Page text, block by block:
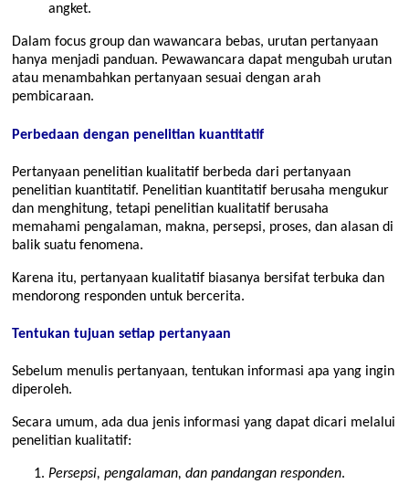
angket.
Dalam focus group dan wawancara bebas, urutan pertanyaan
hanya menjadi panduan. Pewawancara dapat mengubah urutan
atau menambahkan pertanyaan sesuai dengan arah
pembicaraan.
Perbedaan dengan penelitian kuantitatif
Pertanyaan penelitian kualitatif berbeda dari pertanyaan
penelitian kuantitatif. Penelitian kuantitatif berusaha mengukur
dan menghitung, tetapi penelitian kualitatif berusaha
memahami pengalaman, makna, persepsi, proses, dan alasan di
balik suatu fenomena.
Karena itu, pertanyaan kualitatif biasanya bersifat terbuka dan
mendorong responden untuk bercerita.
Tentukan tujuan setiap pertanyaan
Sebelum menulis pertanyaan, tentukan informasi apa yang ingin
diperoleh.
Secara umum, ada dua jenis informasi yang dapat dicari melalui
penelitian kualitatif:
Persepsi, pengalaman, dan pandangan responden.